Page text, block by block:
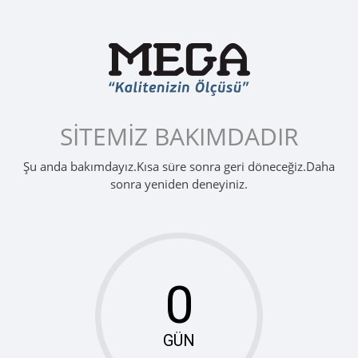
SİTEMİZ BAKIMDADIR
Şu anda bakımdayız.Kısa süre sonra geri döneceğiz.Daha
sonra yeniden deneyiniz.
GÜN